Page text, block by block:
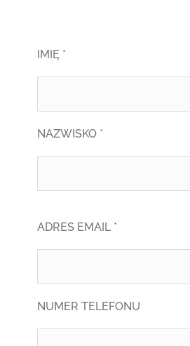
IMIĘ *
NAZWISKO *
ADRES EMAIL *
NUMER TELEFONU